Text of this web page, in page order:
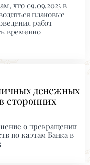
что 09.09.2025 в
плановые
работ
временно
денежных
сторонних
о прекращении
по картам Банка в